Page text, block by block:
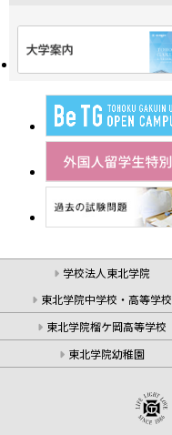
学校法人東北学院
東北学院中学校・高等学校
東北学院榴ケ岡高等学校
東北学院幼稚園